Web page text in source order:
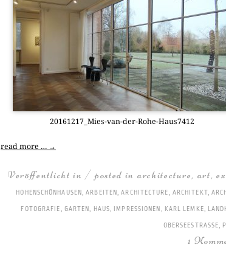
20161217_­Mies-van-der-Rohe-Haus7412
read more … →
Veröffentlicht in / posted in architecture, art,
HOHENSCHÖNHAUSEN,ARBEITEN,ARCHITECTURE, ARCHITEKT,
FOTOGRAFIE, GARTEN, HAUS, IMPRESSIONEN , KARL LEMKE,
OBERSEESTRASSE ,
1